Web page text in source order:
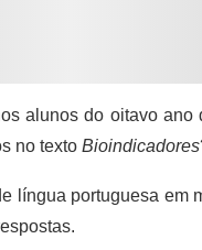
alunos do oitavo ano
no texto Bioindicadores
língua portuguesa em